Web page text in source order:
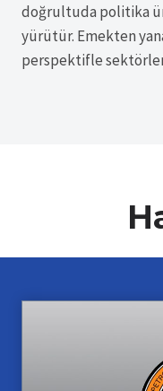
doğrultuda politika
yürütür. Emekten
perspektifle